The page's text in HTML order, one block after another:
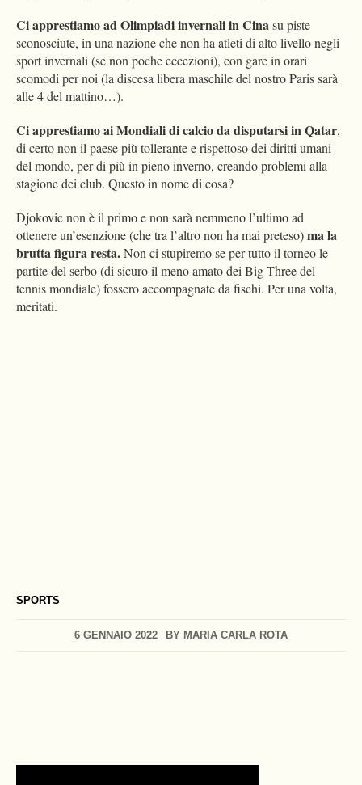
SPORTS
6 GENNAIO 2022 BY MARIA CARLA ROTA
Ci apprestiamo ad Olimpiadi invernali in Cina su piste
sconosciute, in una nazione che non ha atleti di alto livello negli
sport invernali (se non poche eccezioni), con gare in orari
scomodi per noi (la discesa libera maschile del nostro Paris sarà
alle 4 del mattino…).
Ci apprestiamo ai Mondiali di calcio da disputarsi in Qatar,
di certo non il paese più tollerante e rispettoso dei diritti umani
del mondo, per di più in pieno inverno, creando problemi alla
stagione dei club. Questo in nome di cosa?
Djokovic non è il primo e non sarà nemmeno l’ultimo ad
ottenere un’esenzione (che tra l’altro non ha mai preteso)ma la
brutta figura resta.Non ci stupiremo se per tutto il torneo le
partite del serbo (di sicuro il meno amato dei Big Three del
tennis mondiale) fossero accompagnate da fischi. Per una volta,
meritati.